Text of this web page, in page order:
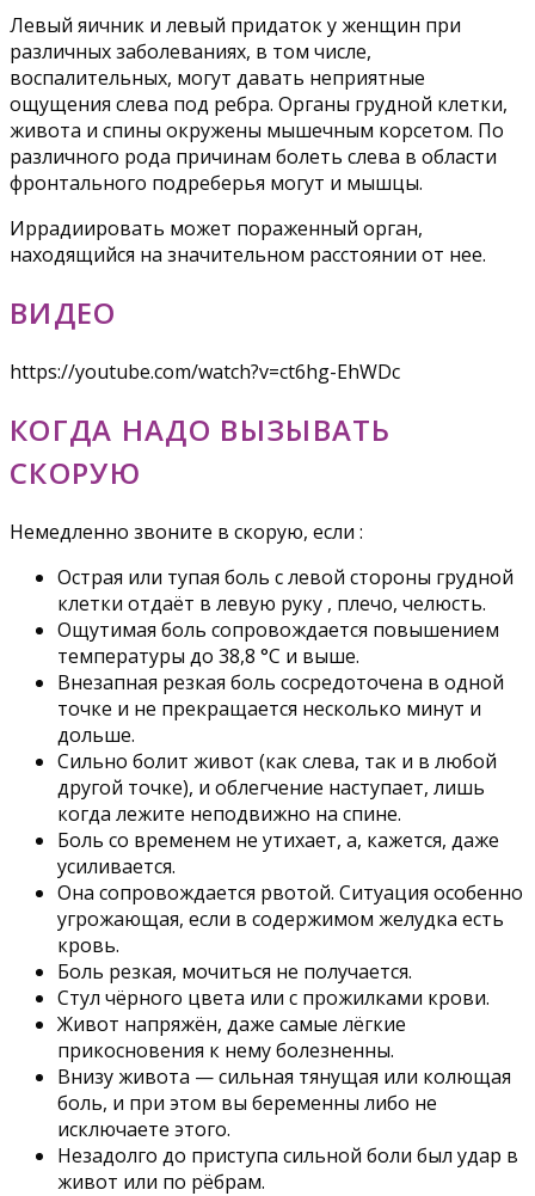
Левый яичник и левый придаток у женщин при
различных заболеваниях, в том числе,
воспалительных, могут давать неприятные
ощущения слева под ребра. Органы грудной клетки,
живота и спины окружены мышечным корсетом. По
различного рода причинам болеть слева в области
фронтального подреберья могут и мышцы.
Иррадиировать может пораженный орган,
находящийся на значительном расстоянии от нее.
ВИДЕО
https://youtube.com/watch?v=ct6hg-EhWDc
КОГДА НАДО ВЫЗЫВАТЬ
СКОРУЮ
Немедленно звоните в скорую, если :
Острая или тупая боль с левой стороны грудной
клетки отдаёт в левую руку , плечо, челюсть.
Ощутимая боль сопровождается повышением
температуры до 38,8 °С и выше.
Внезапная резкая боль сосредоточена в одной
точке и не прекращается несколько минут и
дольше.
Сильно болит живот (как слева, так и в любой
другой точке), и облегчение наступает, лишь
когда лежите неподвижно на спине.
Боль со временем не утихает, а, кажется, даже
усиливается.
Она сопровождается рвотой. Ситуация особенно
угрожающая, если в содержимом желудка есть
кровь.
Боль резкая, мочиться не получается.
Стул чёрного цвета или с прожилками крови.
Живот напряжён, даже самые лёгкие
прикосновения к нему болезненны.
Внизу живота — сильная тянущая или колющая
боль, и при этом вы беременны либо не
исключаете этого.
Незадолго до приступа сильной боли был удар в
живот или по рёбрам.